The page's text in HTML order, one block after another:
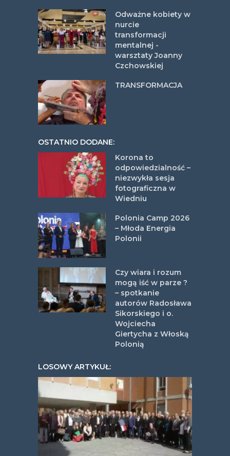
Odważne kobiety w
nurcie
transformacji
mentalnej -
warsztaty Joanny
Czchowskiej
TRANSFORMACJA
OSTATNIO DODANE:
Korona to
odpowiedzialność –
niezwykła sesja
fotograficzna w
Wiedniu
Polonia Camp 2026
– Młoda Energia
Polonii
Czy wiara i rozum
mogą iść w parze ?
– spotkanie
autorów Radosława
Sikorskiego i o.
Wojciecha
Giertycha z Włoską
Polonią
LOSOWY ARTYKUŁ: